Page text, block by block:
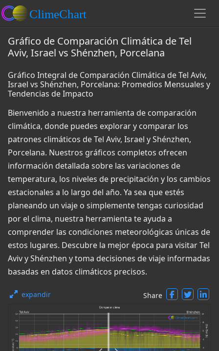
Gráfico de Comparación Climática de Tel
Aviv, Israel vs Shénzhen, Porcelana
Gráfico Integral de Comparación Climática de Tel Aviv,
Israel vs Shénzhen, Porcelana: Promedios Mensuales y
Tendencias de Impacto
Bienvenido a nuestra herramienta de comparación
climática, donde puedes explorar y comparar los
patrones climáticos de Tel Aviv, Israel y Shénzhen,
Porcelana. Nuestros gráficos completos ofrecen
información detallada sobre las variaciones de
temperatura, los niveles de precipitación y los cambios
estacionales a lo largo del año. Ya sea que estés
planeando un viaje o simplemente tengas curiosidad
por el clima, nuestra herramienta te ayuda a
comprender las condiciones meteorológicas únicas de
estos lugares. Descubre la mejor época para visitar Tel
Aviv y Shénzhen y toma decisiones de viaje informadas
basadas en datos climáticos precisos.
expandir Share